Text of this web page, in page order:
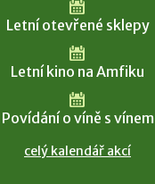
Letní otevřené sklepy
Letní kino na Amfiku
Povídání o víně s vínem
celý kalendář akcí